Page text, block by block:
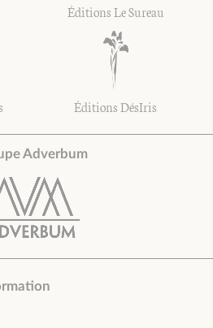
Éditions Le Sureau
Éditions DésIris
Adverbum